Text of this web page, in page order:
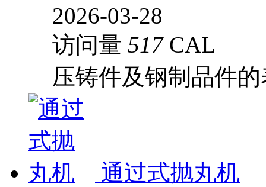
2026-03-28
访问量 517 CAL
压铸件及钢制品件
通过式抛丸机